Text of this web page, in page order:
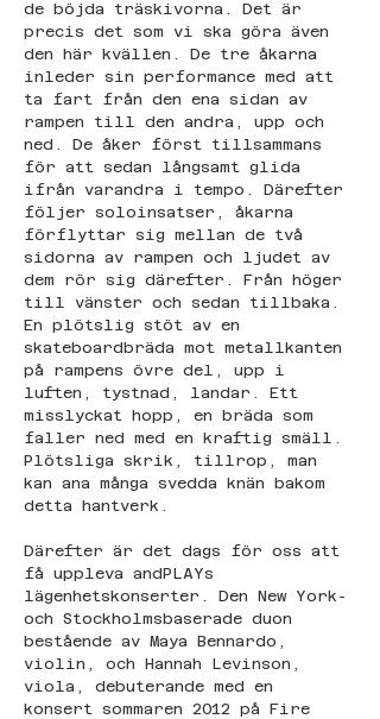
de böjda träskivorna. Det är
precis det som vi ska göra även
den här kvällen. De tre åkarna
inleder sin performance med att
ta fart från den ena sidan av
rampen till den andra, upp och
ned. De åker först tillsammans
för att sedan långsamt glida
ifrån varandra i tempo. Därefter
följer soloinsatser, åkarna
förflyttar sig mellan de två
sidorna av rampen och ljudet av
dem rör sig därefter. Från höger
till vänster och sedan tillbaka.
En plötslig stöt av en
skateboardbräda mot metallkanten
på rampens övre del, upp i
luften, tystnad, landar. Ett
misslyckat hopp, en bräda som
faller ned med en kraftig smäll.
Plötsliga skrik, tillrop, man
kan ana många svedda knän bakom
detta hantverk.
Därefter är det dags för oss att
få uppleva andPLAYs
lägenhetskonserter. Den New York-
och Stockholmsbaserade duon
bestående av Maya Bennardo,
violin, och Hannah Levinson,
viola, debuterande med en
konsert sommaren 2012 på Fire